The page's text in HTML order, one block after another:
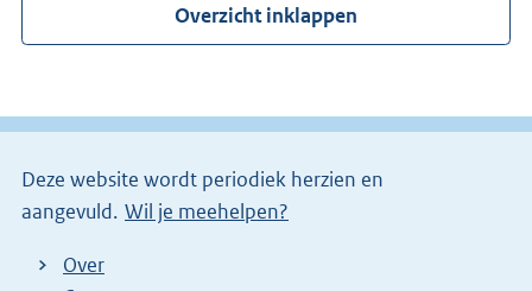
Overzicht inklappen
Deze website wordt periodiek herzien en
aangevuld. Wil je meehelpen?
Over